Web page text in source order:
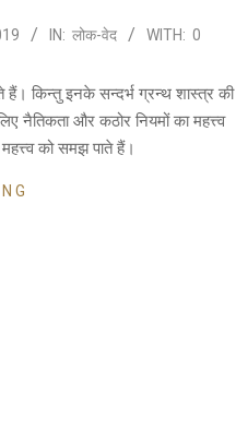
IN: लोक-वेद WITH: 0
किन्तु इनके सन्दर्भ ग्रन्थ शास्त्र की
नैतिकता और कठोर नियमों का महत्त्व
को समझ पाते हैं।